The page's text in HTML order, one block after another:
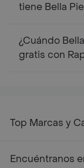
tiene Bella
¿Cuándo
gratis con
Top Marcas y
Encuéntranos